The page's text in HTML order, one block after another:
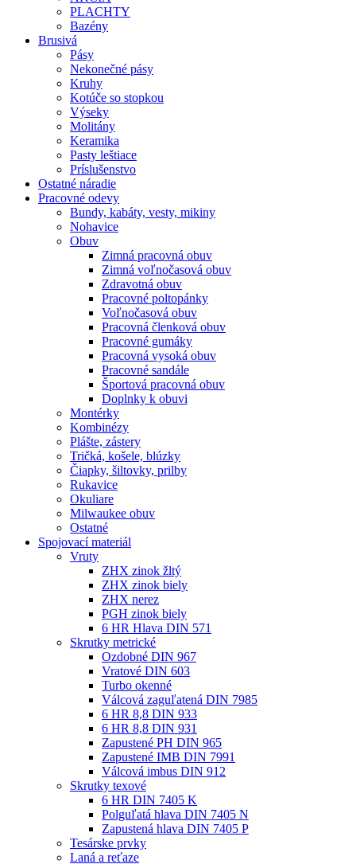
PLACHTY
Bazény
Brusivá
Pásy
Nekonečné pásy
Kruhy
Kotúče so stopkou
Výseky
Molitány
Keramika
Pasty leštiace
Príslušenstvo
Ostatné náradie
Pracovné odevy
Bundy, kabáty, vesty, mikiny
Nohavice
Obuv
Zimná pracovná obuv
Zimná voľnočasová obuv
Zdravotná obuv
Pracovné poltopánky
Voľnočasová obuv
Pracovná členková obuv
Pracovné gumáky
Pracovná vysoká obuv
Pracovné sandále
Športová pracovná obuv
Doplnky k obuvi
Montérky
Kombinézy
Plášte, zástery
Tričká, košele, blúzky
Čiapky, šiltovky, prilby
Rukavice
Okuliare
Milwaukee obuv
Ostatné
Spojovacímateriál
Vruty
ZHX zinok žltý
ZHX zinok biely
ZHX nerez
PGH zinok biely
6 HR Hlava DIN 571
Skrutky metrické
Ozdobné DIN 967
Vratové DIN 603
Turbo okenné
Válcová zaguľatená DIN 7985
6 HR 8,8 DIN 933
6 HR 8,8 DIN 931
Zapustené PH DIN 965
Zapustené IMB DIN 7991
Válcová imbus DIN 912
Skrutky texové
6 HR DIN 7405 K
Polguľatá hlava DIN 7405 N
Zapustená hlava DIN 7405 P
Tesárske prvky
Laná a reťaze